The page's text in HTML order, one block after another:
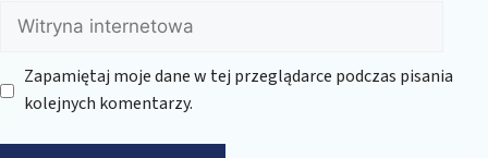
Witryna
internetowa
Zapamiętaj moje dane w tej przeglądarce podczas pisania
kolejnych komentarzy.